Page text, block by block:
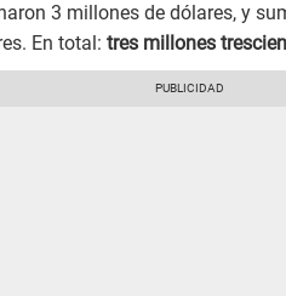
3 millones de dólares, y
En total: tres millones